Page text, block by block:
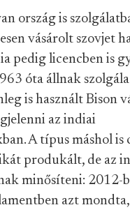
ország is
vásárolt szovjet
pedig licencben is
óta állnak
is használt Bison
az indiai
A típus máshol is
produkált, de az
minősíteni: 2012-
azt